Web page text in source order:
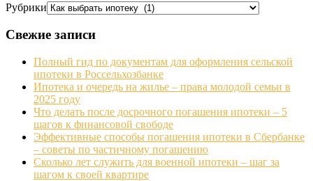
Рубрики
Свежие записи
Полный гид по документам для оформления сельской
ипотеки в Россельхозбанке
Ипотека и очередь на жилье – права молодой семьи в
2025 году
Что делать после досрочного погашения ипотеки – 5
шагов к финансовой свободе
Эффективные способы погашения ипотеки в Сбербанке
– советы по частичному погашению
Сколько лет служить для военной ипотеки – шаг за
шагом к своей квартире